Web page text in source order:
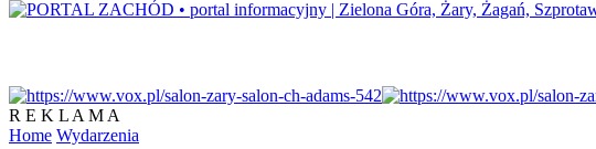
R E K L A M A
Home Wydarzenia